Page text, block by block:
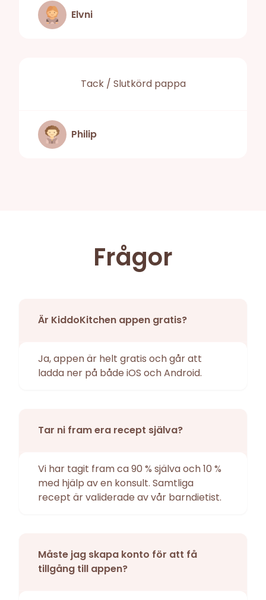
Elvni
Tack / Slutkörd pappa
Philip
Frågor
Är KiddoKitchen appen gratis?
Ja, appen är helt gratis och går att
ladda ner på både iOS och Android.
Tar ni fram era recept själva?
Vi har tagit fram ca 90 % själva och 10 %
med hjälp av en konsult. Samtliga
recept är validerade av vår barndietist.
Måste jag skapa konto för att få
tillgång till appen?